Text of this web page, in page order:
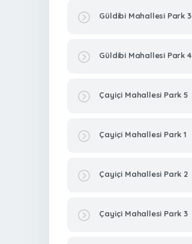
Güldibi Mahallesi Park 3
Güldibi Mahallesi Park 4
Çayiçi Mahallesi Park 5
Çayiçi Mahallesi Park 1
Çayiçi Mahallesi Park 2
Çayiçi Mahallesi Park 3